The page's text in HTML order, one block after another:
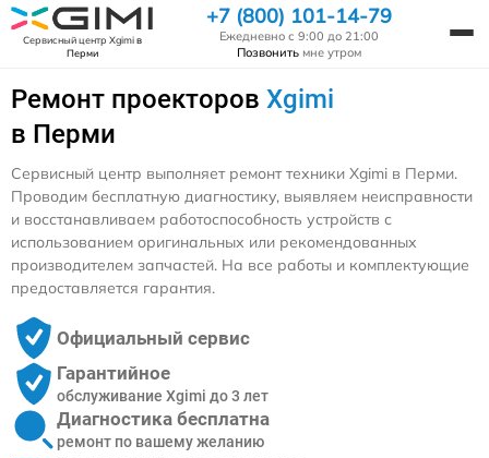
Сервисный центр Xgimiв
Перми
+7 (800) 101-14-79
Ежедневно с 9:00 до 21:00
Позвонить мне утром
Ремонт проекторов Xgimi
в Перми
Сервисный центр выполняет ремонт техники Xgimi в Перми.
Проводим бесплатную диагностику, выявляем неисправности
и восстанавливаем работоспособность устройств с
использованием оригинальных или рекомендованных
производителем запчастей. На все работы и комплектующие
предоставляется гарантия.
Официальный сервис
Гарантийное
обслуживание Xgimi до 3 лет
Диагностика бесплатна
ремонт по вашему желанию